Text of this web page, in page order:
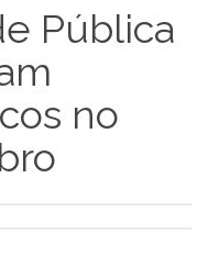
Pública
no